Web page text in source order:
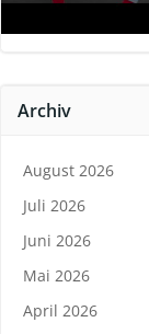
Archiv
August 2026
Juli 2026
Juni 2026
Mai 2026
April 2026